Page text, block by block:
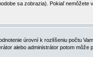
sa zobrazia). Pokiaľ nemôžete
úrovní k rozlíšeniu počtu
alebo administrátor potom môže